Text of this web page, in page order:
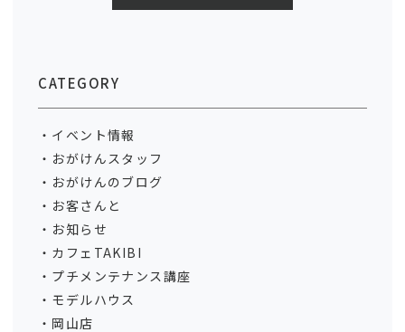
CATEGORY
イベント情報
おがけんスタッフ
おがけんのブログ
お客さんと
お知らせ
カフェTAKIBI
プチメンテナンス講座
モデルハウス
岡山店